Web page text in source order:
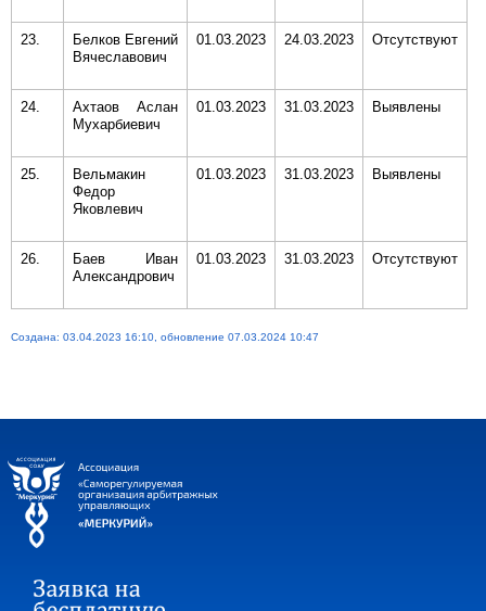
23.
Белков Евгений
Вячеславович
01.03.2023 24.03.2023 Отсутствуют
24.
Ахтаов Аслан
Мухарбиевич
01.03.2023 31.03.2023 Выявлены
25.
Вельмакин
Федор
Яковлевич
01.03.2023 31.03.2023 Выявлены
26.
Баев Иван
Александрович
01.03.2023 31.03.2023 Отсутствуют
Создана: 03.04.2023 16:10, обновление 07.03.2024 10:47